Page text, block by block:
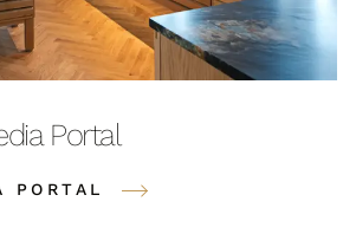
Portal
PORTAL